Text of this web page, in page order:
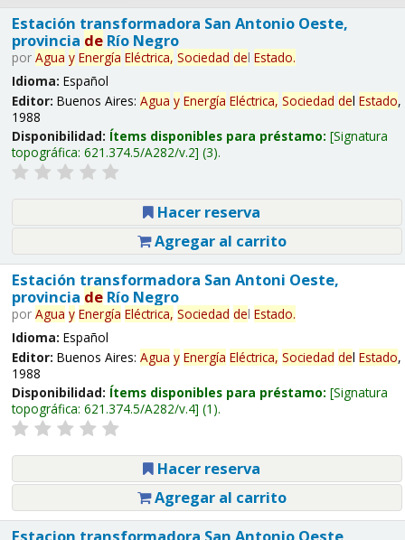
Estación transformadora San Antonio Oeste,
provincia deRío Negro
por Agua y Energía Eléctrica, Sociedad del Estado.
Idioma: Español
Editor: Buenos Aires: Agua y Energía Eléctrica, Sociedad del Estado,
1988
Disponibilidad: Ítems disponibles para préstamo: Signatura
topográfica: 621.374.5/A282/v.2 (3).
Hacer reserva
Agregar al carrito
Estación transformadora San Antoni Oeste,
provincia deRío Negro
por Agua y Energía Eléctrica, Sociedad del Estado.
Idioma: Español
Editor: Buenos Aires: Agua y Energía Eléctrica, Sociedad del Estado,
1988
Disponibilidad: Ítems disponibles para préstamo: Signatura
topográfica: 621.374.5/A282/v.4 (1).
Hacer reserva
Agregar al carrito